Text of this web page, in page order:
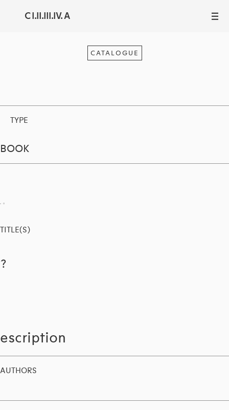
C I.II.III.IV. A III
CATALOGUE
TYPE
BOOK
TITLE(S)
AUTHORS